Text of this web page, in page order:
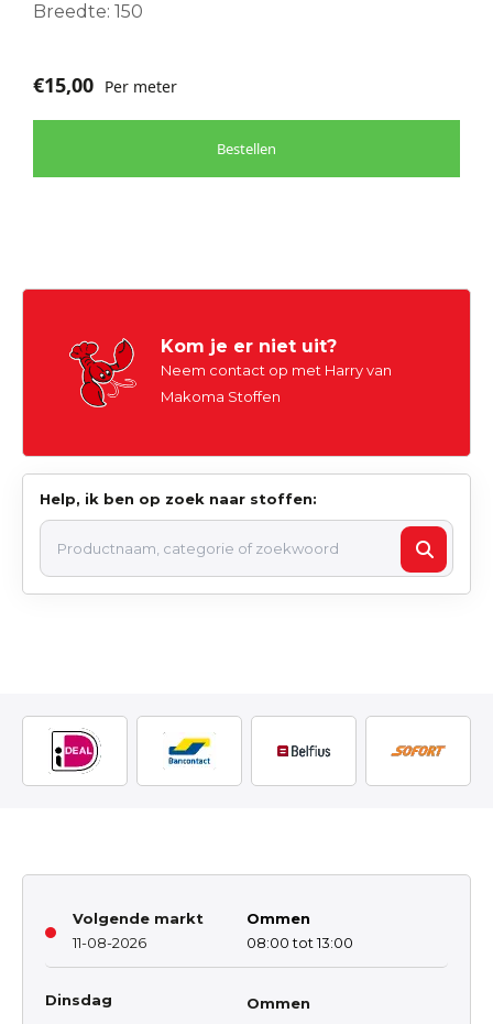
Breedte: 150
€15,00 Per meter
Bestellen
Kom je er niet uit?
Neem contact op met Harry van
Makoma Stoffen
Help, ik ben op zoek naar stoffen:
Volgende markt
11-08-2026
Ommen
08:00 tot 13:00
Dinsdag
Ommen